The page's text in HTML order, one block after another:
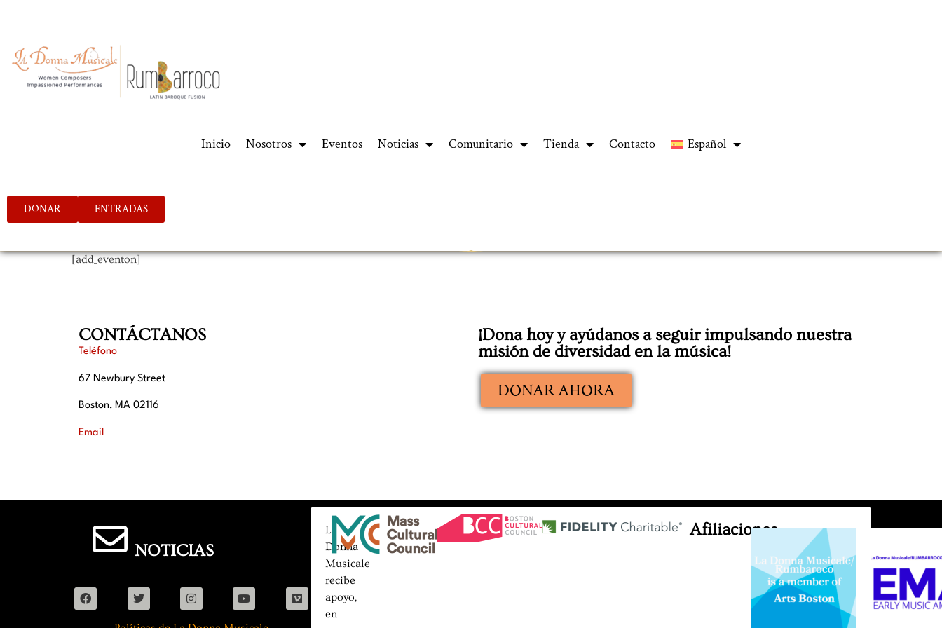
Inicio Nosotros Eventos Noticias Comunitario Tienda Contacto Español
DONAR ENTRADAS
[add_eventon]
CONTÁCTANOS
Teléfono
67 Newbury Street
Boston, MA 02116
Email
¡Dona hoy y ayúdanos a seguir impulsando nuestra
misión de diversidad en la música!
DONAR AHORA
NOTICIAS
La
Donna
Musicale
recibe
apoyo,
en
Afiliaciones